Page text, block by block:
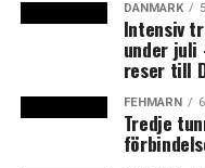
I regeringens
mer
arbetspendling och
projektet med
– Regeringen
DANMARK
Intensiv
under
reser till
FEHMARN
Tredje